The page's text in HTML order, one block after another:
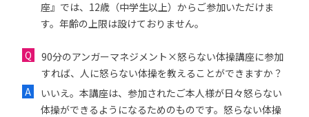
座』では、12歳（中学生以上）からご参加いただけま
す。年齢の上限は設けておりません。
90分のアンガーマネジメント×怒らない体操講座に参加
すれば、人に怒らない体操を教えることができますか？
いいえ。本講座は、参加されたご本人様が日々怒らない
体操ができるようになるためのものです。怒らない体操